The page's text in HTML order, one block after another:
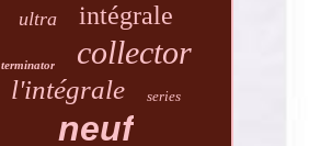
ultra intégrale
terminator collector
l'intégrale series
neuf